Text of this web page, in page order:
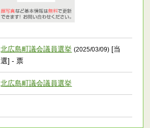
北広島町議会議員選挙 (2025/03/09) [当
選] - 票
北広島町議会議員選挙